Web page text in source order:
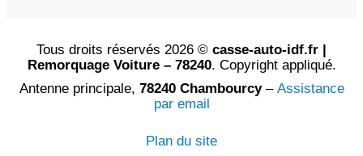
Tous droits réservés 2026 © casse-auto-idf.fr |
Remorquage Voiture – 78240. Copyright appliqué.
Antenne principale, 78240 Chambourcy– Assistance
par email
Plan du site